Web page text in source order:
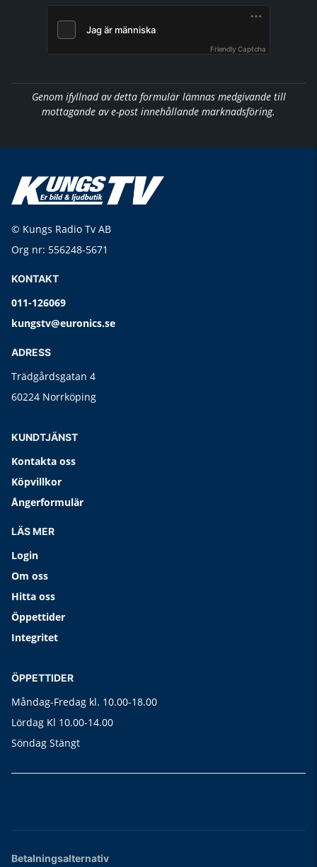
Friendly Captcha
Genom ifyllnad av detta formulär lämnas medgivande till
mottagande av e-post innehållande marknadsföring.
© Kungs Radio Tv AB
Org nr: 556248-5671
KONTAKT
011-126069
kungstv@euronics.se
ADRESS
Trädgårdsgatan 4
60224 Norrköping
KUNDTJÄNST
Kontakta oss
Köpvillkor
Ångerformulär
LÄS MER
Login
Om oss
Hitta oss
Öppettider
Integritet
ÖPPETTIDER
Måndag-Fredag kl. 10.00-18.00
Lördag Kl 10.00-14.00
Söndag Stängt
Betalningsalternativ